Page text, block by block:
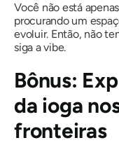
Você não está
procurando um
evoluir. Então, não
siga avibe.
Bônus:
da ioga
fronteiras